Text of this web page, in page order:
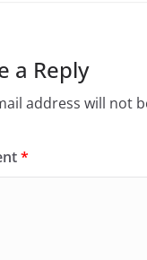
a Reply
address will not
*